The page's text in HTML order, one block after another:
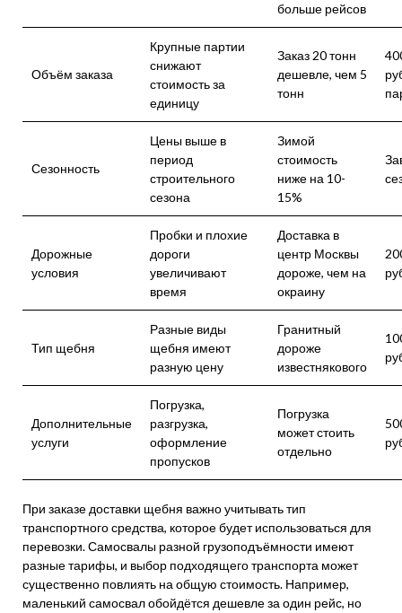
больше рейсов
Объём заказа
Крупные партии
снижают
стоимость за
единицу
Заказ 20 тонн
дешевле, чем 5
тонн
Сезонность
Цены выше в
период
строительного
сезона
Зимой
стоимость
ниже на 10-
15%
Дорожные
условия
Пробки и плохие
дороги
увеличивают
время
Доставка в
центр Москвы
дороже, чем на
окраину
Тип щебня
Разные виды
щебня имеют
разную цену
Гранитный
дороже
известнякового
Дополнительные
услуги
Погрузка,
разгрузка,
оформление
пропусков
Погрузка
может стоить
отдельно
При заказе доставки щебня важно учитывать тип
транспортного средства, которое будет использоваться для
перевозки. Самосвалы разной грузоподъёмности имеют
разные тарифы, и выбор подходящего транспорта может
существенно повлиять на общую стоимость. Например,
маленький самосвал обойдётся дешевле за один рейс, но